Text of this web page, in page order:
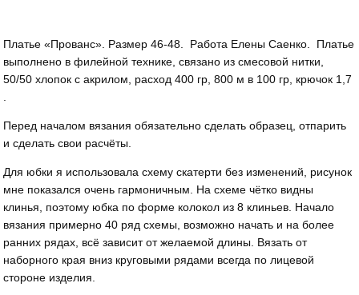
Платье «Прованс». Размер 46-48. Работа Елены Саенко. Платье
выполнено в филейной технике, связано из смесовой нитки,
50/50 хлопок с акрилом, расход 400 гр, 800 м в 100 гр, крючок 1,7
Перед началом вязания обязательно сделать образец, отпарить
и сделать свои расчёты.
Для юбки я использовала схему скатерти без изменений, рисунок
мне показался очень гармоничным. На схеме чётко видны
клинья, поэтому юбка по форме колокол из 8 клиньев. Начало
вязания примерно 40 ряд схемы, возможно начать и на более
ранних рядах, всё зависит от желаемой длины. Вязать от
наборного края вниз круговыми рядами всегда по лицевой
стороне изделия.